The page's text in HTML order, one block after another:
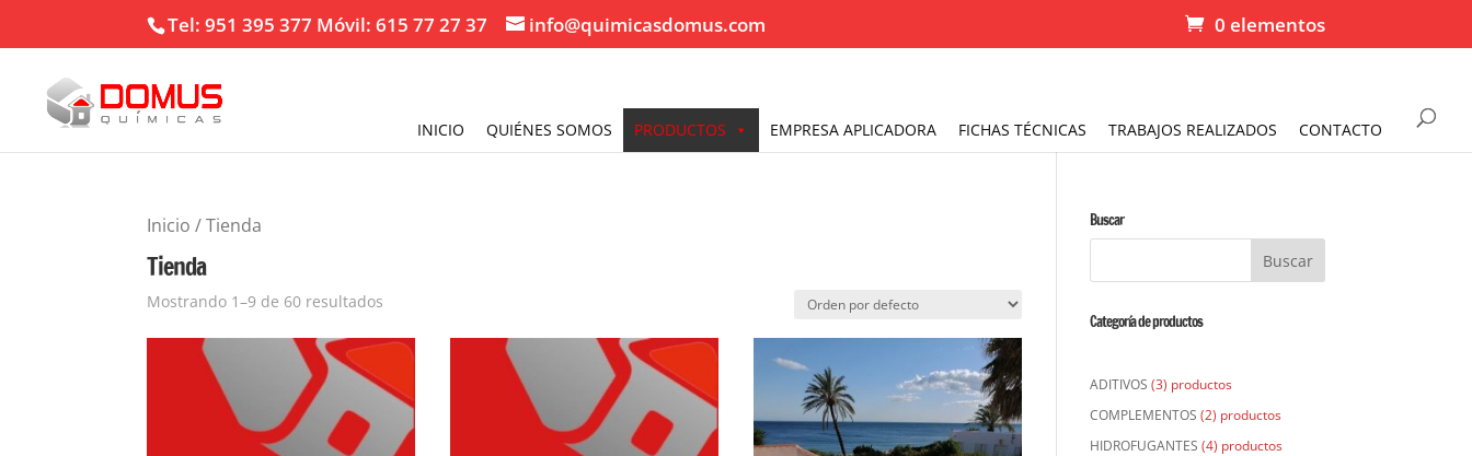
Tel: 951 395 377 Móvil: 615 77 27 37 info@quimicasdomus.com 0 elementos
INICIO QUIÉNES SOMOS PRODUCTOS EMPRESA APLICADORA FICHAS TÉCNICAS TRABAJOS REALIZADOS CONTACTO
Inicio / Tienda
Tienda
Mostrando 1–9 de 60 resultados
Buscar
Categoría de productos
ADITIVOS (3) productos
COMPLEMENTOS (2) productos
HIDROFUGANTES (4) productos